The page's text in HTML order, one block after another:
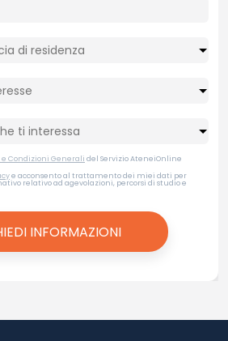
Condizioni Generali del Servizio AteneiOnline
e acconsento al trattamento dei miei dati per
relativo ad agevolazioni, percorsi di studio e